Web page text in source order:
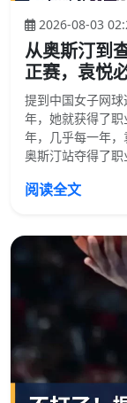
2026-08-03
从奥斯汀到
正赛，袁悦
提到中国女子网
年，她就获得了
年，几乎每一年
奥斯汀站夺得了
阅读全文